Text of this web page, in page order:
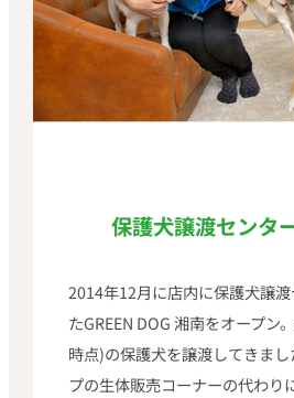
保護犬譲渡センタ
2014年12月に店内に保護犬譲
たGREEN DOG 湘南をオープン
時点)の保護犬を譲渡してきま
プの生体販売コーナーの代わり